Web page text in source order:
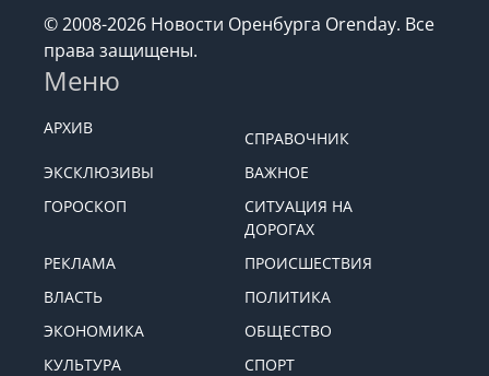
© 2008-2026 Новости Оренбурга Orenday. Все
права защищены.
Меню
АРХИВ
СПРАВОЧНИК
ЭКСКЛЮЗИВЫ
ВАЖНОЕ
ГОРОСКОП
СИТУАЦИЯ НА
ДОРОГАХ
РЕКЛАМА
ПРОИСШЕСТВИЯ
ВЛАСТЬ
ПОЛИТИКА
ЭКОНОМИКА
ОБЩЕСТВО
КУЛЬТУРА
СПОРТ